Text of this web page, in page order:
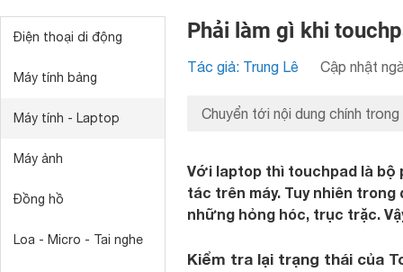
Điện thoại di động
Máy tính bảng
Máy tính - Laptop
Máy ảnh
Đồng hồ
Loa - Micro - Tai nghe
Phải làm gì khi
Tác giả: Trung Lê Cập nhật
Chuyển tới nội dung chính trong
Với laptop thì touchpad là bộ
tác trên máy. Tuy nhiên
những hỏng hóc, trục trặc.
Kiểm tra lại trạng thái của